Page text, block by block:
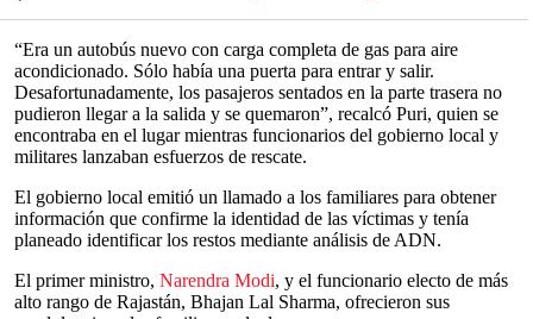
“Era un autobús nuevo con carga completa de gas para aire
acondicionado. Sólo había una puerta para entrar y salir.
Desafortunadamente, los pasajeros sentados en la parte trasera no
pudieron llegar a la salida y se quemaron”, recalcó Puri, quien se
encontraba en el lugar mientras funcionarios del gobierno local y
militares lanzaban esfuerzos de rescate.
El gobierno local emitió un llamado a los familiares para obtener
información que confirme la identidad de las víctimas y tenía
planeado identificar los restos mediante análisis de ADN.
El primer ministro, Narendra Modi, y el funcionario electo de más
alto rango de Rajastán, Bhajan Lal Sharma, ofrecieron sus